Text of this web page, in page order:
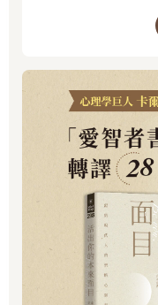
追隨牠們晃動的尾羽。
老家的庭院裡，那些在
像是在凍土中翻找過冬
解，仔細地推敲其意。
由「艸」（草木）與象
「日」（太陽）所構成
苗在和煦的陽光下生長
像把宣紙放在古人的畫上
雖然名為「立春」，但
住抱怨：「這哪裡像春
不準。其實，「立春」
因為二十四節氣最初源
域）的氣候制定，各地
間，你是否忘了
的自己……想知道